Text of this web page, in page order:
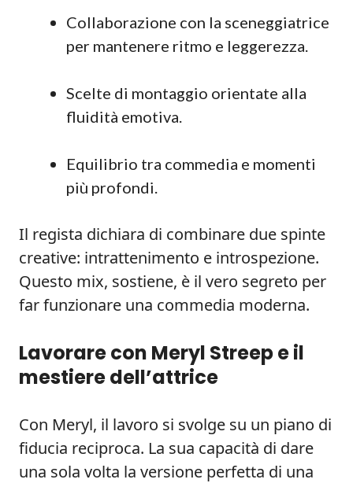
Collaborazione con la sceneggiatrice
per mantenere ritmo e leggerezza.
Scelte di montaggio orientate alla
fluidità emotiva.
Equilibrio tra commedia e momenti
più profondi.
Il regista dichiara di combinare due spinte
creative: intrattenimento e introspezione.
Questo mix, sostiene, è il vero segreto per
far funzionare una commedia moderna.
Lavorare con Meryl Streep e il
mestiere dell’attrice
Con Meryl, il lavoro si svolge su un piano di
fiducia reciproca. La sua capacità di dare
una sola volta la versione perfetta di una